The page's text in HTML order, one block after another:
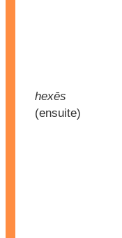
hexēs
(ensuite)